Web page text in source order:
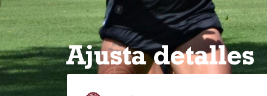
Ajusta detalles